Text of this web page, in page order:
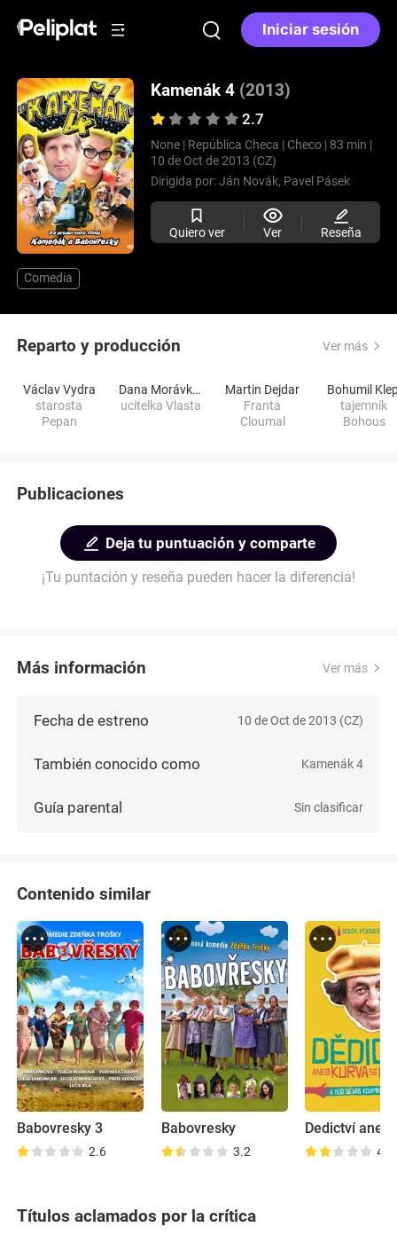
Iniciar sesión
Kamenák 4 (2013)
2.7
None | República Checa | Checo | 83 min |
10 de Oct de 2013 (CZ)
Dirigida por:Ján Novák, Pavel Pásek
Quiero ver Ver Reseña
Comedia
Reparto y producción Ver más
Václav Vydra
starosta
Pepan
Dana Morávková
ucitelka Vlasta
Martin Dejdar
Franta
Cloumal
Bohumil
tajemník
Bohous
Publicaciones
Deja tu puntuación y comparte
¡Tu puntación y reseña pueden hacer la diferencia!
Más información Ver más
Fecha de estreno 10 de Oct de 2013 (CZ)
También conocido como Kamenák 4
Guía parental Sin clasificar
Contenido similar
Babovresky 3
2.6
Babovresky
3.2 4.0
Títulos aclamados por la crítica